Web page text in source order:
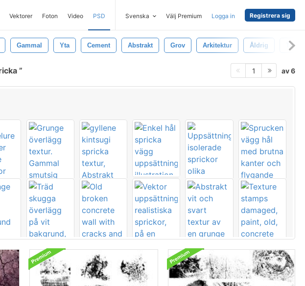
Vektorer Foton Video PSD Svenska Välj Premium Logga in Registrera sig
Gammal Yta Cement Abstrakt Grov Arkitektur Åldrig
1 av 6